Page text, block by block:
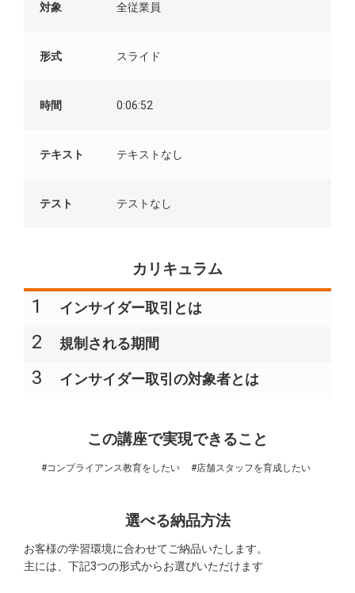
対象 全従業員
形式 スライド
時間 0:06:52
テキスト テキストなし
テスト テストなし
カリキュラム
1 インサイダー取引とは
2 規制される期間​
3 インサイダー取引の対象者とは​​
この講座で実現できること
#コンプライアンス教育をしたい #店舗スタッフを育成したい
選べる納品方法
お客様の学習環境に合わせてご納品いたします。
主には、下記3つの形式からお選びいただけます